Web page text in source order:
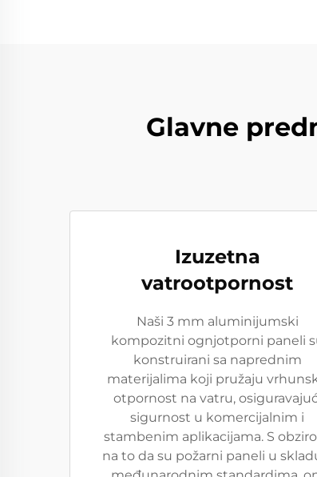
Glavne
Izuzetna
vatrootpornost
Naši 3 mm aluminijumski
kompozitni ognjotporni paneli
konstruirani sa naprednim
materijalima koji pružaju
otpornost na vatru,
sigurnost u komercijalnim i
stambenim aplikacijama. S
na to da su požarni paneli u